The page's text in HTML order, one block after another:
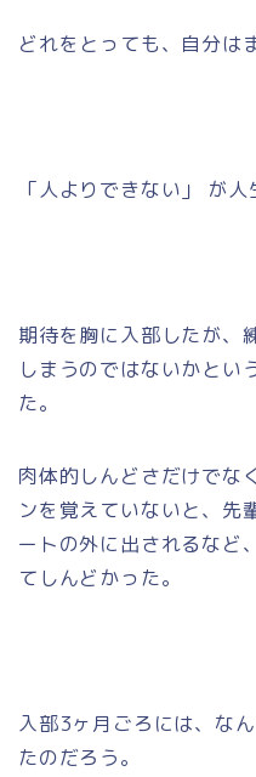
どれをとっても、自分は
「人よりできない」 が
期待を胸に入部したが、
しまうのではないかとい
た。
肉体的しんどさだけでな
ンを覚えていないと、先
ートの外に出されるなど
てしんどかった。
入部3ヶ月ごろには、な
たのだろう。